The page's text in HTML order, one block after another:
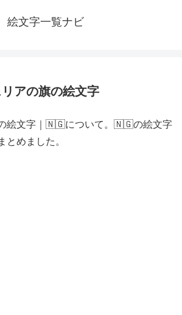
絵文字一覧ナビ
アの旗の絵文字
絵文字｜🇳🇬について。🇳🇬の絵文字
とめました。